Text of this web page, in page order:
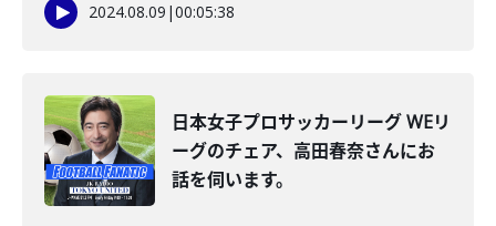
2024.08.09 |00:05:38
日本女子プロサッカーリーグ WEリ
ーグのチェア、高田春奈さんにお
話を伺います。